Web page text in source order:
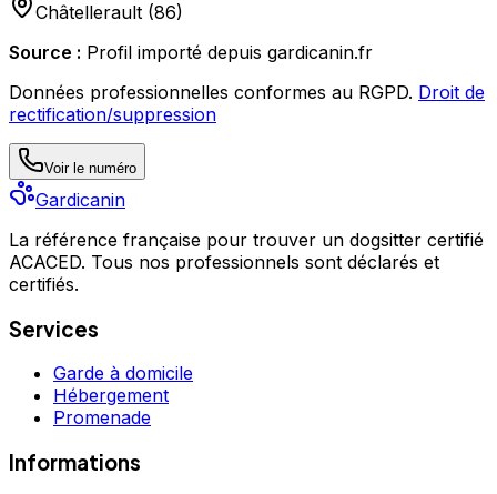
Châtellerault (86)
Source : Profil importé depuis gardicanin.fr
Données professionnelles conformes au RGPD. Droit de
rectification/suppression
Voir le numéro
Gardicanin
La référence française pour trouver un dogsitter certifié
ACACED. Tous nos professionnels sont déclarés et
certifiés.
Services
Garde à domicile
Hébergement
Promenade
Informations